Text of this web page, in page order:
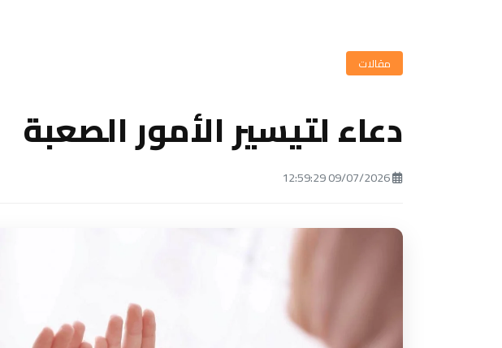
مقالات
دعاء لتيسير الأمور الصعبة